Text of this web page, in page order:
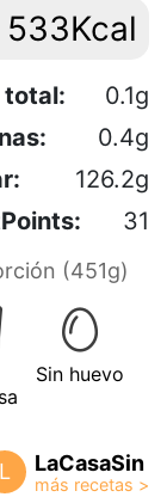
533Kcal
total:
0.1g
0.4g
126.2g
31
(451g)
Sin huevo
L LaCasaSin